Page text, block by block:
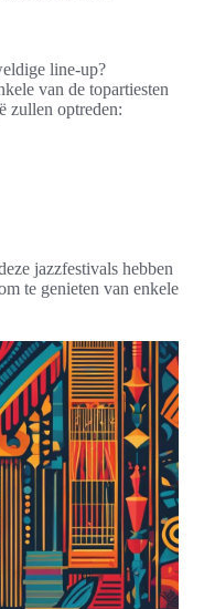
line-up?
van de topartiesten
zullen optreden:
jazzfestivals hebben
te genieten van enkele